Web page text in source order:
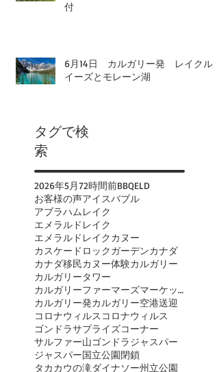
付
6月14日 カルガリー発 レイクル
イーズとモレーン湖
タグで検
索
2026年5月72時間前BBQELD
お客様の声アイスバブル
アブラハムレイク
エメラルドレイク
エメラルドレイクカヌー
カスケードロックガーデンカナダ
カナダ移民カヌー体験カルガリー
カルガリータワー
カルガリーファーマーズマーケット
カルガリー発カルガリー空港送迎
コロナウィルス コロナウィルス
ゴンドラサプライズコーナー
サルファー山ゴンドラジャスパー
ジャスパー国立公園閉鎖
タカカウの滝ダイナソー州立公園